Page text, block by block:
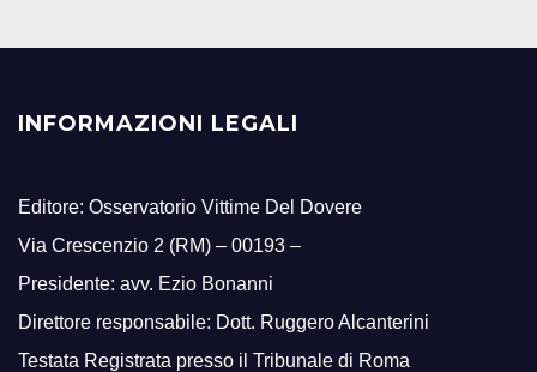
INFORMAZIONI LEGALI
Editore: Osservatorio Vittime Del Dovere
Via Crescenzio 2 (RM) – 00193 –
Presidente: avv. Ezio Bonanni
Direttore responsabile: Dott. Ruggero Alcanterini
Testata Registrata presso il Tribunale di Roma